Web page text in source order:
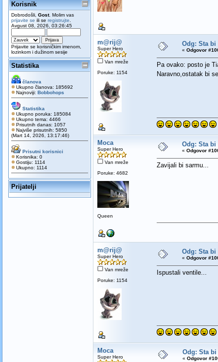
Korisnik
Dobrodošli, Gost. Molim vas
prijavite se ili se registrujte
Avgust 08, 2026, 03:26:45
Prijavite se korisničkim imenom,
lozinkom i dužinom sesije
Statistika
članova
Ukupno članova: 185692
Najnoviji: Bobbohops
Statistika
Ukupno poruka: 185084
Ukupno tema: 4466
Prisutnih danas: 1057
Najviše prisutnih: 5850
(Mart 14, 2026, 13:17:46)
Prisutni korisnici
Korisnika: 0
Gostiju: 1114
Ukupno: 1114
Prijatelji
m@rij@
Super Hero
Van mreže
Poruke: 1154
Odg: Sta
« Odgovor
Pa ovako: posto je
Naravno,ostatak bi
Moca
Super Hero
Van mreže
Poruke: 4682
Queen
Odg: Sta
« Odgovor
Zavijali bi sarmu...
m@rij@
Super Hero
Van mreže
Poruke: 1154
Odg: Sta
« Odgovor
Ispustali ventile...
Moca
Super Hero
Odg: Sta
« Odgovor